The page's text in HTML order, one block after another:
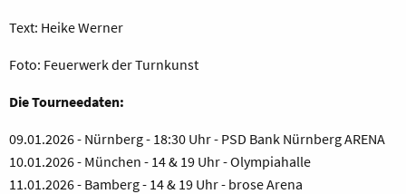
Text: Heike Werner
Foto: Feuerwerk der Turnkunst
Die Tourneedaten:
09.01.2026 - Nürnberg - 18:30 Uhr - PSD Bank Nürnberg ARENA
10.01.2026 - München - 14 & 19 Uhr - Olympiahalle
11.01.2026 - Bamberg - 14 & 19 Uhr - brose Arena